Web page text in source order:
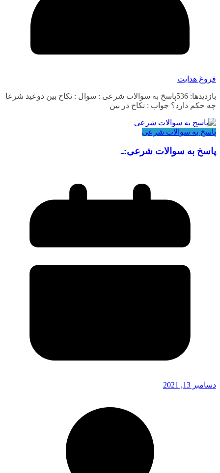
فروغ هدایت
بازدیدها: 536پاسخ به سوالات شرعی : سوال : نکاح بین دوعید شرعا
چه حکم دارد؟ جواب : نکاح در بین
پاسخ به سوالات شرعی
پاسخ به سوالات شرعی:ـ
دسامبر 13, 2021